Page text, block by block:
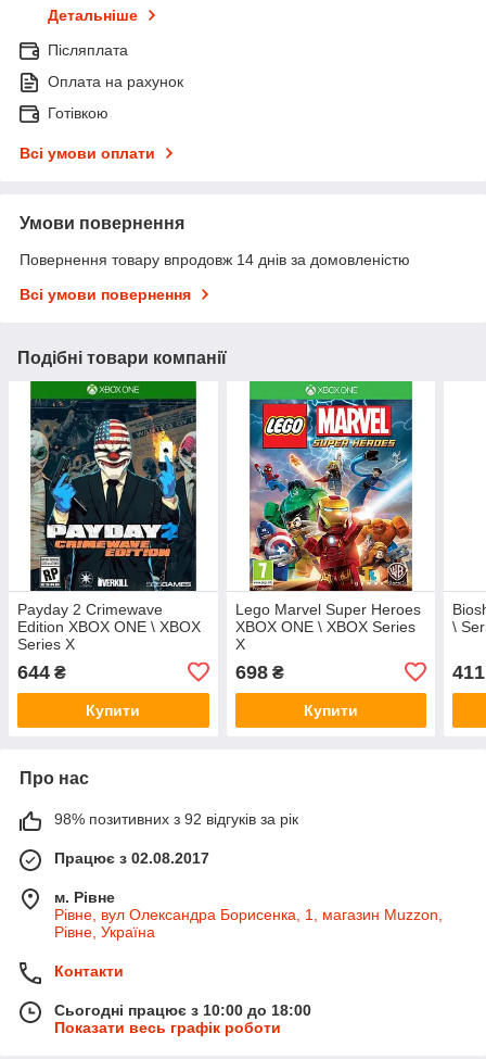
Детальніше
Післяплата
Оплата на рахунок
Готівкою
Всі умови оплати
Умови повернення
Повернення товару впродовж 14 днів за домовленістю
Всі умови повернення
Подібні товари компанії
Payday 2 Crimewave
Edition XBOX ONE \ XBOX
Series X
644 ₴
Купити
Lego Marvel Super Heroes
XBOX ONE \ XBOX Series
X
698₴
Купити
\
411
Про нас
98% позитивних з 92 відгуків за рік
Працює з 02.08.2017
м. Рівне
Рівне, вул Олександра Борисенка, 1, магазин Muzzon,
Рівне, Україна
Контакти
Сьогодні працює з 10:00 до 18:00
Показати весь графік роботи